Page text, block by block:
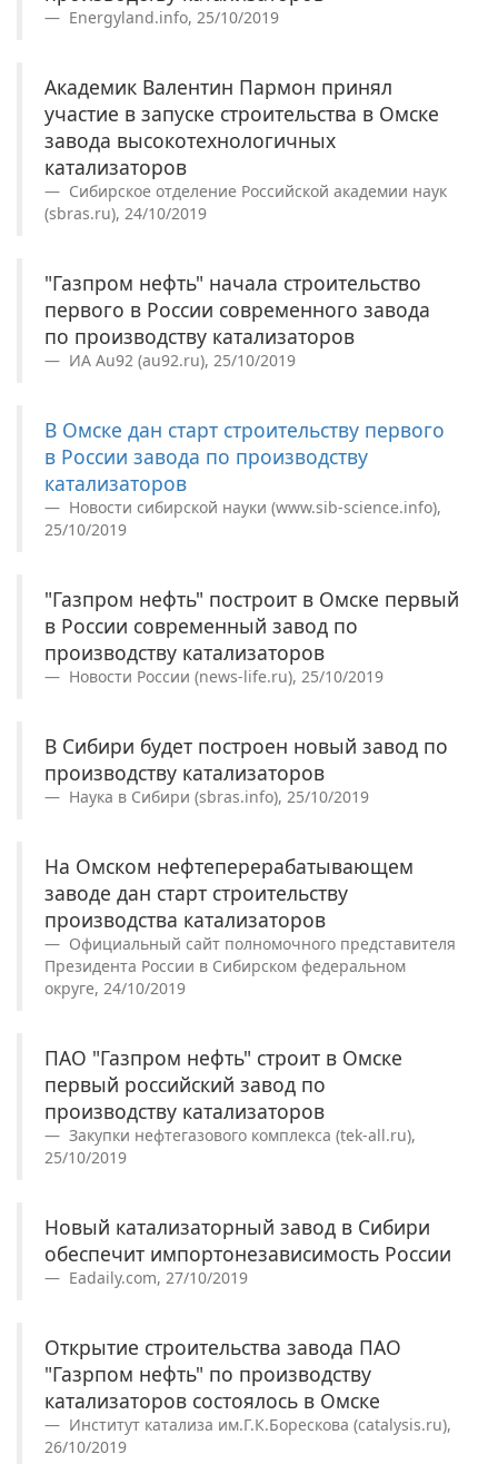
Energyland.info, 25/10/2019
Академик Валентин Пармон принял
участие в запуске строительства в Омске
завода высокотехнологичных
катализаторов
Сибирское отделение Российской академии наук
(sbras.ru), 24/10/2019
"Газпром нефть" начала строительство
первого в России современного завода
по производству катализаторов
ИА Au92 (au92.ru), 25/10/2019
В Омске дан старт строительству первого
в России завода по производству
катализаторов
Новости сибирской науки (www.sib-science.info),
25/10/2019
"Газпром нефть" построит в Омске первый
в России современный завод по
производству катализаторов
Новости России (news-life.ru), 25/10/2019
В Сибири будет построен новый завод по
производству катализаторов
Наука в Сибири (sbras.info), 25/10/2019
На Омском нефтеперерабатывающем
заводе дан старт строительству
производства катализаторов
Официальный сайт полномочного представителя
Президента России в Сибирском федеральном
округе, 24/10/2019
ПАО "Газпром нефть" строит в Омске
первый российский завод по
производству катализаторов
Закупки нефтегазового комплекса (tek-all.ru),
25/10/2019
Новый катализаторный завод в Сибири
обеспечит импортонезависимость России
Eadaily.com, 27/10/2019
Открытие строительства завода ПАО
"Газрпом нефть" по производству
катализаторов состоялось в Омске
Институт катализа им.Г.К.Борескова (catalysis.ru),
26/10/2019